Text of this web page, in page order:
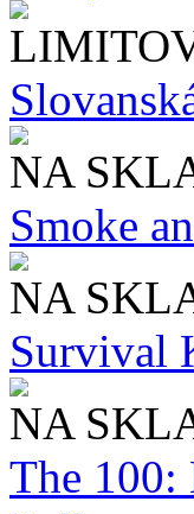
NA
Smoke
NA
Survival
NA
The 100: